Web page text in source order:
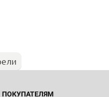
ПОКУПАТЕЛЯМ